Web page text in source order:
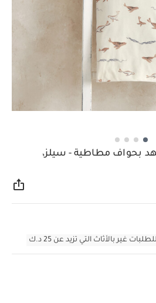
مطاطية - سيلز،
غير بالأثاث التي تزيد عن 25 د.ك